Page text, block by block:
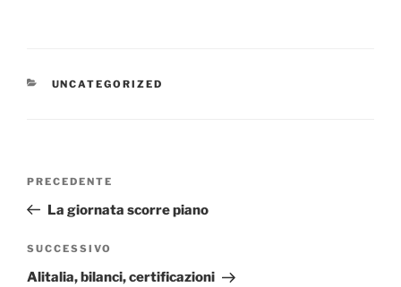
CATEGORIE
UNCATEGORIZED
Articolo
precedente:
PRECEDENTE
La giornata scorre piano
Articolo
successivo
SUCCESSIVO
Alitalia, bilanci, certificazioni